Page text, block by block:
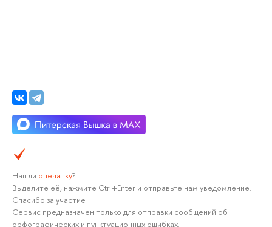
Нашли опечатку?
Выделите её, нажмите Ctrl+Enter и отправьте нам уведомление.
Спасибо за участие!
Сервис предназначен только для отправки сообщений об
орфографических и пунктуационных ошибках.